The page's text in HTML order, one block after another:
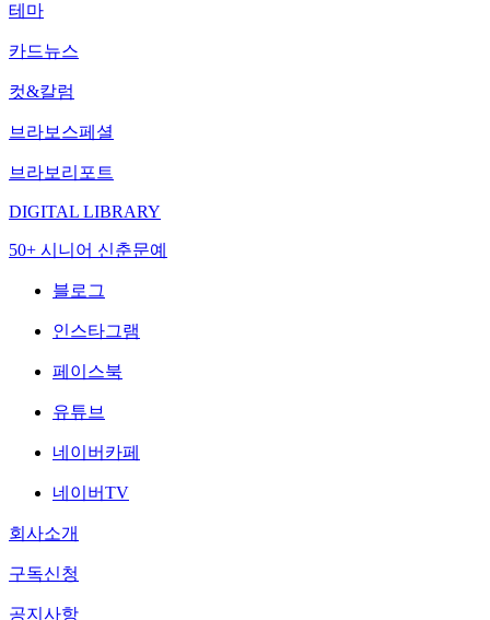
테마
카드뉴스
컷&칼럼
브라보스페셜
브라보리포트
DIGITAL LIBRARY
50+ 시니어 신춘문예
블로그
인스타그램
페이스북
유튜브
네이버카페
네이버TV
회사소개
구독신청
공지사항